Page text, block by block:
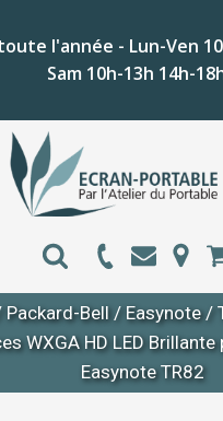
l'année - Lun-Ven
Sam 10h-13h 14h-
Packard-Bell/ Easynote/
WXGA HD LED
Easynote TR82